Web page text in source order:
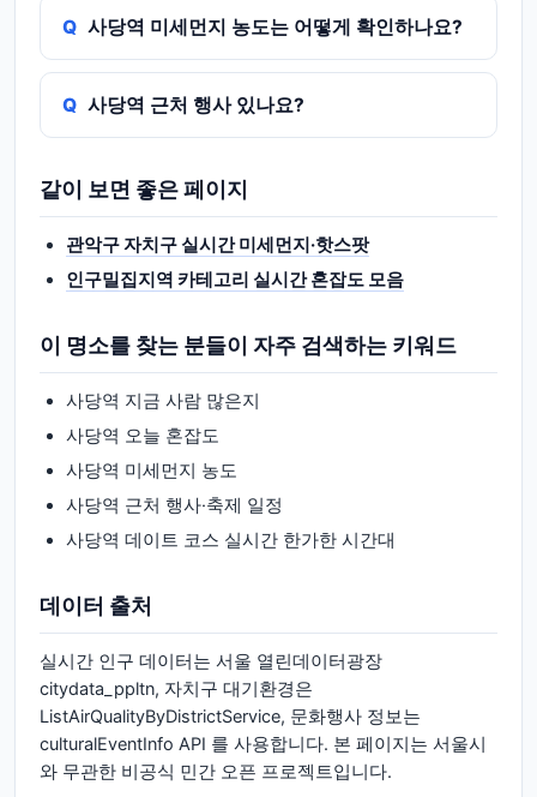
사당역 미세먼지 농도는 어떻게 확인하나요?
사당역 근처 행사 있나요?
같이 보면 좋은 페이지
관악구 자치구 실시간 미세먼지·핫스팟
인구밀집지역 카테고리 실시간 혼잡도 모음
이 명소를 찾는 분들이 자주 검색하는 키워드
사당역 지금 사람 많은지
사당역 오늘 혼잡도
사당역 미세먼지 농도
사당역 근처 행사·축제 일정
사당역 데이트 코스 실시간 한가한 시간대
데이터 출처
실시간 인구 데이터는 서울 열린데이터광장
citydata_ppltn, 자치구 대기환경은
ListAirQualityByDistrictService, 문화행사 정보는
culturalEventInfo API 를 사용합니다. 본 페이지는 서울시
와 무관한 비공식 민간 오픈 프로젝트입니다.